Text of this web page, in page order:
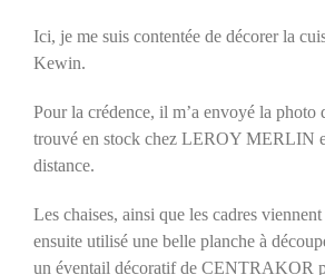
Ici, je me suis contentée de décorer la
Kewin.
Pour la crédence, il m’a envoyé la photo
trouvé en stock chez LEROY MERLIN
distance.
Les chaises, ainsi que les cadres
ensuite utilisé une belle planche à
un éventail décoratif de CENTRAKOR